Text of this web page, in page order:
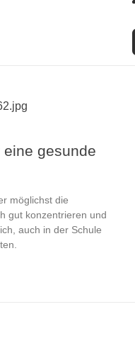
gesunde
möglichst die
gut konzentrieren und
auch in der Schule